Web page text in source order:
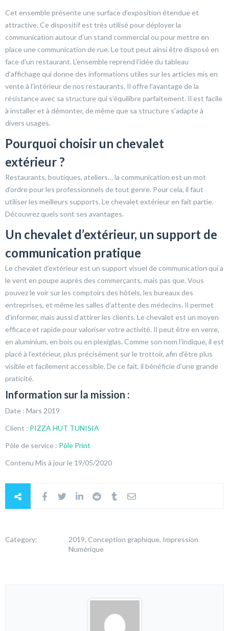
Cet ensemble présente une surface d’exposition étendue et
attractive. Ce dispositif est très utilisé pour déployer la
communication autour d’un stand commercial ou pour mettre en
place une communication de rue. Le tout peut ainsi être disposé en
face d’un restaurant. L’ensemble reprend l’idée du tableau
d’affichage qui donne des informations utiles sur les articles mis en
vente à l’intérieur de nos restaurants. Il offre l’avantage de la
résistance avec sa structure qui s’équilibre parfaitement. Il est facile
à installer et à démonter, de même que sa structure s’adapte à
divers usages.
Pourquoi choisir un chevalet
extérieur ?
Restaurants, boutiques, ateliers… la communication est un mot
d’ordre pour les professionnels de tout genre. Pour cela, il faut
utiliser les meilleurs supports. Le chevalet extérieur en fait partie.
Découvrez quels sont ses avantages.
Un chevalet d’extérieur, un support de
communication pratique
Le chevalet d’extérieur est un support visuel de communication qui a
le vent en poupe auprès des commerçants, mais pas que. Vous
pouvez le voir sur les comptoirs des hôtels, les bureaux des
entreprises, et même les salles d’attente des médecins. Il permet
d’informer, mais aussi d’attirer les clients. Le chevalet est un moyen
efficace et rapide pour valoriser votre activité. Il peut être en verre,
en aluminium, en bois ou en plexiglas. Comme son nom l’indique, il est
placé à l’extérieur, plus précisément sur le trottoir, afin d’être plus
visible et facilement accessible. De ce fait, il bénéficie d’une grande
praticité.
Information sur la mission :
Date : Mars 2019
Client : PIZZA HUT TUNISIA
Pôle de service : Pôle Print
Contenu Mis à jour le 19/05/2020
Category:
2019, Conception graphique, Impression
Numérique